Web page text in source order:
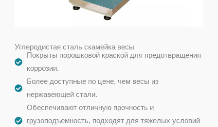
Углеродистая сталь скамейка весы
Покрыты порошковой краской для предотвращения
коррозии.
Более доступные по цене, чем весы из
нержавеющей стали.
Обеспечивают отличную прочность и
грузоподъемность, подходят для тяжелых условий